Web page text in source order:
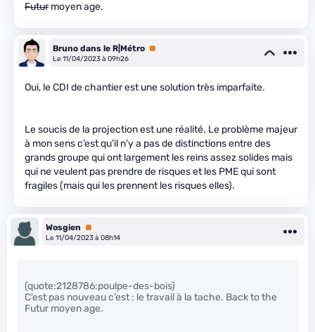
Futurmoyen age.
Bruno dans le R|Métro Premium
Le 11/04/2023 à 09h26
Oui, le CDI de chantier est une solution très imparfaite.
Le soucis de la projection est une réalité. Le problème majeur
à mon sens c’est qu’il n’y a pas de distinctions entre des
grands groupe qui ont largement les reins assez solides mais
qui ne veulent pas prendre de risques et les PME qui sont
fragiles (mais qui les prennent les risques elles).
Wosgien
Premium
Le 11/04/2023 à 08h14
(quote:2128786:poulpe-des-bois)
C’est pas nouveau c’est : le travail à la tache. Back to the
Futur moyen age.